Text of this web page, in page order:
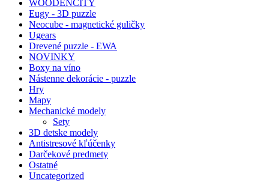
WOODENCITY
Eugy - 3D puzzle
Neocube - magnetické guličky
Ugears
Drevené puzzle - EWA
NOVINKY
Boxy na víno
Nástenne dekorácie - puzzle
Hry
Mapy
Mechanické modely
Sety
3D detske modely
Antistresové kľúčenky
Darčekové predmety
Ostatné
Uncategorized